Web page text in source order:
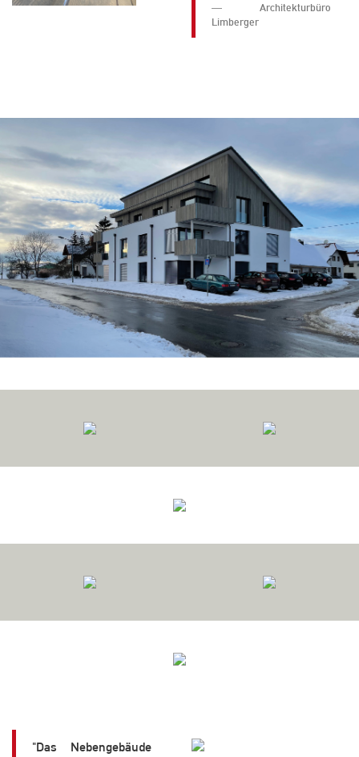
Architekturbüro
Limberger
"Das Nebengebäude